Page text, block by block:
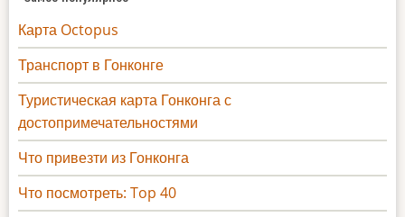
Карта Octopus
Транспорт в Гонконге
Туристическая карта Гонконга с
достопримечательностями
Что привезти из Гонконга
Что посмотреть: Top 40